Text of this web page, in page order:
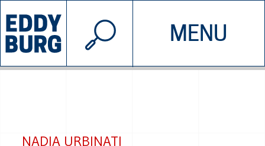
MENU
INIZIATIVE CHI SIAMO
© 2026 EDDYBURG
NADIA URBINATI